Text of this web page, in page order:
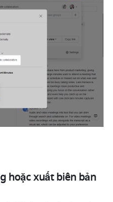
hoặc xuất biên bản